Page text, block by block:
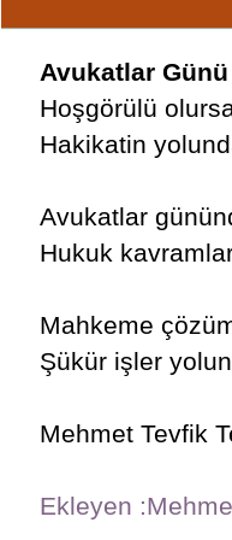
Avukatlar
Hoşgörülü
Hakikatin
Avukatlar
Hukuk
Mahkeme
Şükür işler
Mehmet Tevfik
Ekleyen